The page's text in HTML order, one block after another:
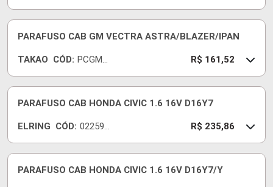
PARAFUSO CAB GM VECTRA ASTRA/BLAZER/IPAN
TAKAO CÓD: PCGM2
R$ 161,52
PARAFUSO CAB HONDA CIVIC 1.6 16V D16Y7
ELRING CÓD: 022590
R$ 235,86
PARAFUSO CAB HONDA CIVIC 1.6 16V D16Y7/Y